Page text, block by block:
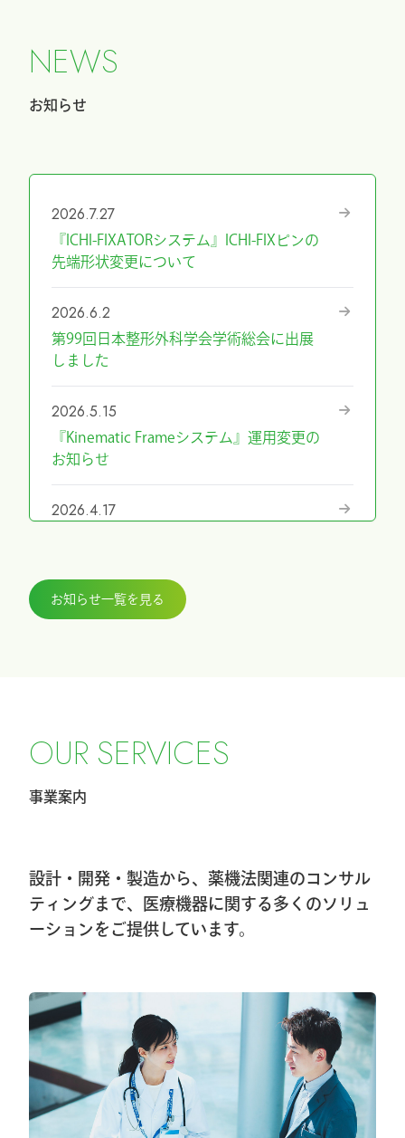
NEWS
お知らせ
2026.7.27
『ICHI-FIXATORシステム』ICHI-FIXピンの
先端形状変更について
2026.6.2
第99回日本整形外科学会学術総会に出展
しました
2026.5.15
『Kinematic Frameシステム』運用変更の
お知らせ
2026.4.17
2026.3.27
せ
2026.2.20
2026.1.8
第40回東日本手外科研究会出展＆ハンズ
2026.1.7
大阪物流センター開設(移転)のお知らせ
2026.1.7
『SurgiGear1.0システム』の販売終了のお
知らせ
お知らせ一覧を見る
OUR SERVICES
事業案内
設計・開発・製造から、薬機法関連のコンサル
ティングまで、医療機器に関する多くのソリュ
ーションをご提供しています。